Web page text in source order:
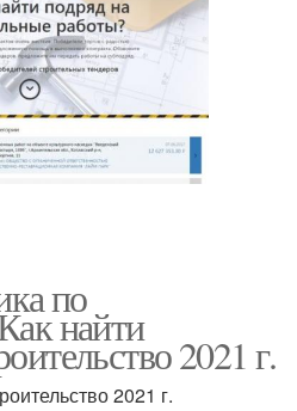
по
найти
2021 г.
2021 г.